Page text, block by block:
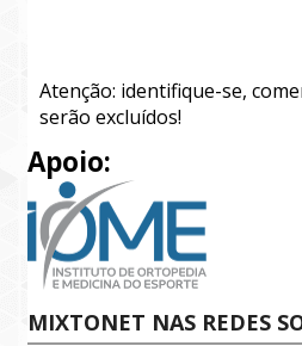
Atenção: identifique-se,
serão excluídos!
Apoio:
MIXTONET NAS REDES